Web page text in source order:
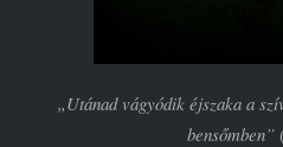
„Utánad vágyódik éjszaka a
bensőmben”